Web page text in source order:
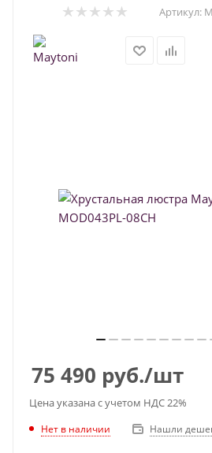
Артикул:
75 490 руб./шт
Цена указана с учетом НДС 22%
Нет в наличии Нашли